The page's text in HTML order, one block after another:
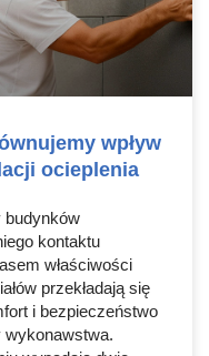
wpływ
ocieplenia
kontaktu
właściwości
przekładają się
i bezpieczeństwo
wykonawstwa.